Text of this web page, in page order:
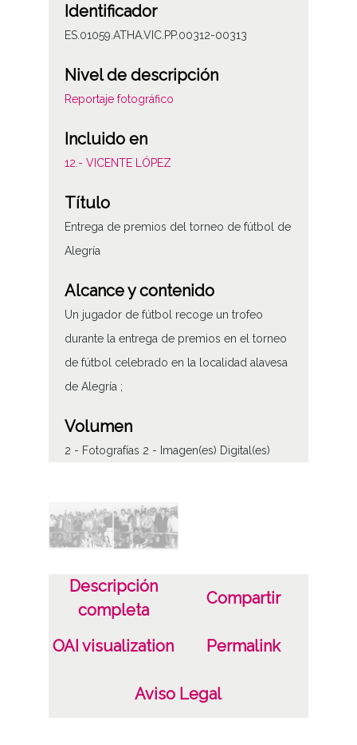
Identificador
ES.01059.ATHA.VIC.PP.00312-00313
Nivel de descripción
Reportaje fotográfico
Incluido en
12.- VICENTE LÓPEZ
Título
Entrega de premios del torneo de fútbol de
Alegría
Alcance y contenido
Un jugador de fútbol recoge un trofeo
durante la entrega de premios en el torneo
de fútbol celebrado en la localidad alavesa
de Alegría ;
Volumen
2 - Fotografías 2 - Imagen(es) Digital(es)
Fotográfico
Soporte
Papel ;
Características del soporte
7,5 x 10,5 cm
Descripción
completa
Compartir
OAI visualization Permalink
Aviso Legal